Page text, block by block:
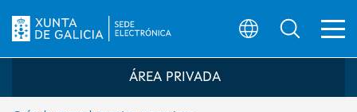
Logo da Sede electrónica da Xunta de
ÁREA PRIVADA